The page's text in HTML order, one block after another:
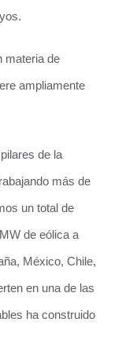
materia de
ampliamente
de la
más de
un total de
de eólica a
México, Chile,
en una de las
ha construido